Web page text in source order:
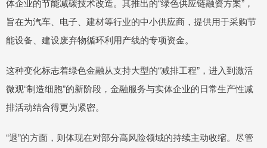
旨在为汽车、电子、建材等行业的中小供应商，提供用于采购节
能设备、建设废弃物循环利用产线的专项资金。
这种变化标志着绿色金融从支持大型的“减排工程”，进入到激活
微观“制造细胞”的新阶段，金融服务与实体企业的日常生产性减
排活动结合得更为紧密。
“退”的方面，则体现在对部分高风险领域的持续主动收缩。尽管